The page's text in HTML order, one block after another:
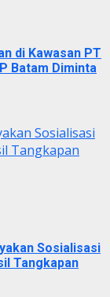
di Kawasan PT
Batam Diminta
Sosialisasi
Tangkapan
Sosialisasi
Tangkapan